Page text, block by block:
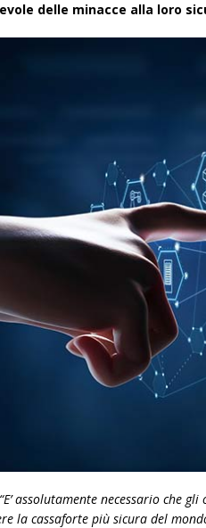
delle minacce alla loro
“E’ assolutamente necessario che
la cassaforte più sicura del